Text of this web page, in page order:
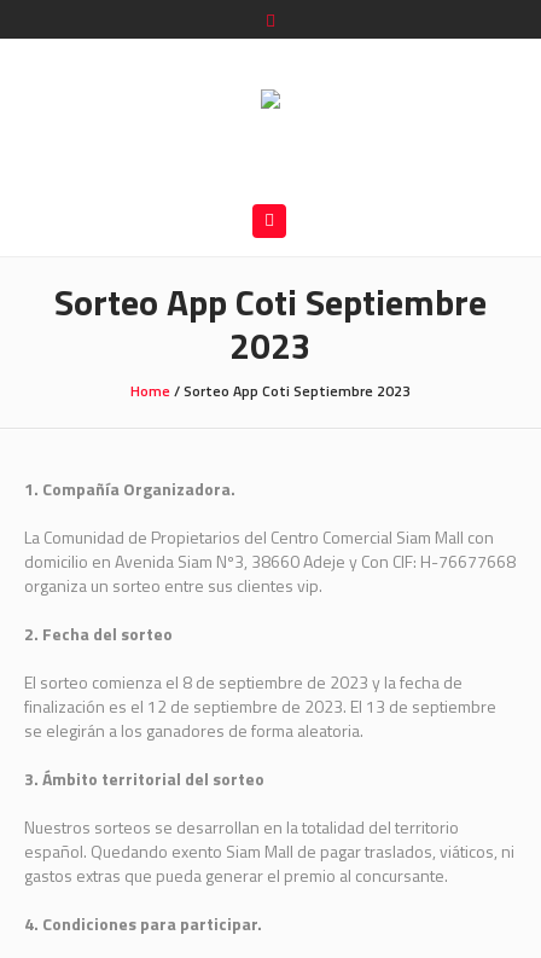
Sorteo App Coti Septiembre
2023
Home/Sorteo App Coti Septiembre 2023
1. Compañía Organizadora.
La Comunidad de Propietarios del Centro Comercial Siam Mall con
domicilio en Avenida Siam Nº3, 38660 Adeje y Con CIF: H-76677668
organiza un sorteo entre sus clientes vip.
2. Fecha del sorteo
El sorteo comienza el 8 de septiembre de 2023 y la fecha de
finalización es el 12 de septiembre de 2023. El 13 de septiembre
se elegirán a los ganadores de forma aleatoria.
3. Ámbito territorial del sorteo
Nuestros sorteos se desarrollan en la totalidad del territorio
español. Quedando exento Siam Mall de pagar traslados, viáticos, ni
gastos extras que pueda generar el premio al concursante.
4. Condiciones para participar.